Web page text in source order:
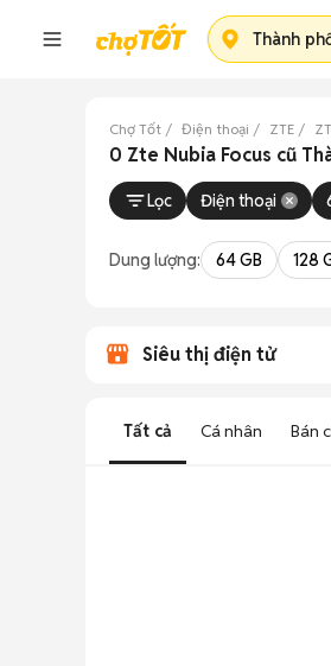
Thành
Chợ Tốt Điện thoại ZTE
0 Zte Nubia Focus cũ
Lọc Điện thoại
Dung lượng: 64 GB 128
Siêu thị điện tử
Tất cả Cá nhân Bán